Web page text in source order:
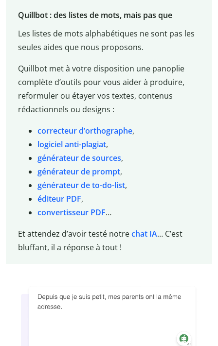
Quillbot : des listes de mots, mais pas que
Les listes de mots alphabétiques ne sont pas les
seules aides que nous proposons.
Quillbot met à votre disposition une panoplie
complète d’outils pour vous aider à produire,
reformuler ou étayer vos textes, contenus
rédactionnels ou designs :
correcteur d’orthographe,
logiciel anti-plagiat,
générateur de sources,
générateur de prompt,
générateur de to-do-list,
éditeur PDF,
convertisseur PDF…
Et attendez d’avoir testé notrechat IA… C’est
bluffant, il a réponse à tout !